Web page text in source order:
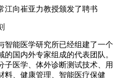
江向崔亚力教授颁发了聘书
智能医学研究所已经组建了一个
国内外专家组成的代表团队。
子医学、体外诊断测试技术、用
料、健康管理、智能医疗保健